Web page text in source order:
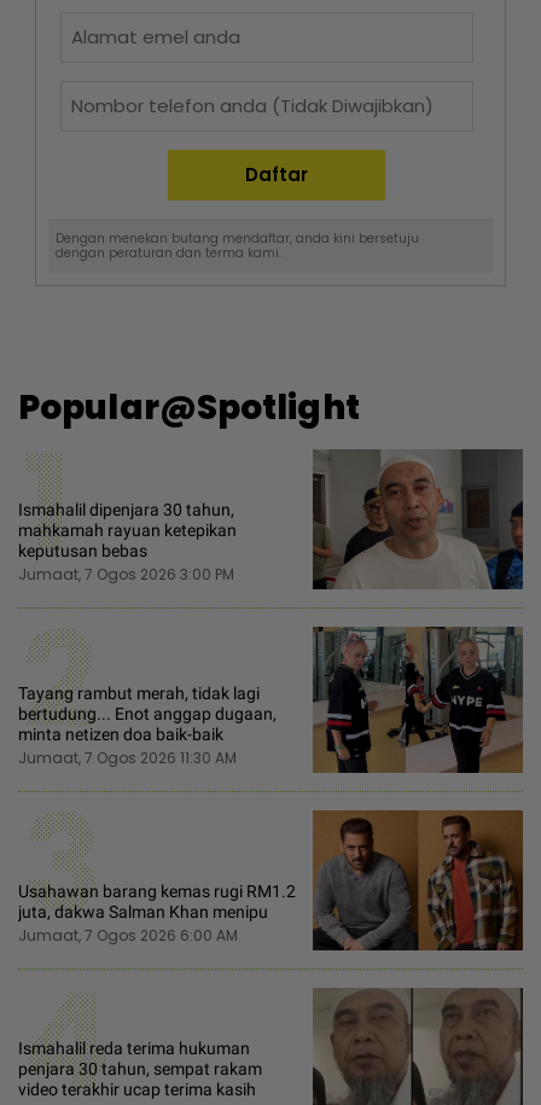
Dengan menekan butang mendaftar, anda kini bersetuju
dengan peraturan dan terma kami.
Popular@Spotlight
1
Ismahalil dipenjara 30 tahun,
mahkamah rayuan ketepikan
keputusan bebas
Jumaat, 7 Ogos 2026 3:00 PM
2
Tayang rambut merah, tidak lagi
bertudung... Enot anggap dugaan,
minta netizen doa baik-baik
Jumaat, 7 Ogos 2026 11:30 AM
3
Usahawan barang kemas rugi RM1.2
juta, dakwa Salman Khan menipu
Jumaat, 7 Ogos 2026 6:00 AM
4
Ismahalil reda terima hukuman
penjara 30 tahun, sempat rakam
video terakhir ucap terima kasih